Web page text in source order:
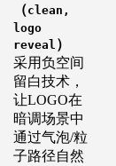
（clean,
logo
reveal ）
采用负空间
留白技术，
让LOGO在
暗调场景中
通过气泡/粒
子路径自然